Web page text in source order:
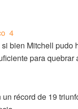
bien Mitchell pudo
para quebrar
récord de 19